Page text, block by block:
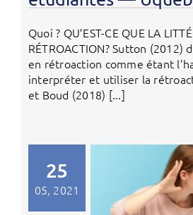
Quoi ? QU’EST-CE QUE LA
RÉTROACTION? Sutton
en rétroaction comme étant
interpréter et utiliser la
et Boud (2018) [...]
25
05, 2021